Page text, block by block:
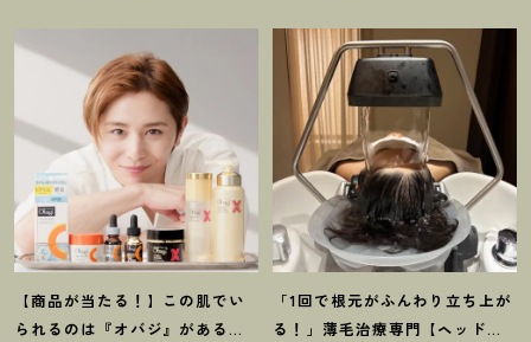
ム】4選
【商品が当たる ！ 】この肌でい
られるのは『オバジ』があるか
「1回で根元がふんわり立ち上が
る ！ 」薄毛治療専門【ヘッドス